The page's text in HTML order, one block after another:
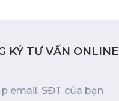
KÝ TƯ VẤN ONLINE